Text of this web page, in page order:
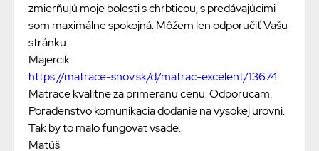
zmierňujú moje bolesti s chrbticou, s predávajúcimi
som maximálne spokojná. Môžem len odporučiť Vašu
stránku.
Majercik
https://matrace-snov.sk/d/matrac-excelent/13674
Matrace kvalitne za primeranu cenu. Odporucam.
Poradenstvo komunikacia dodanie na vysokej urovni.
Tak by to malo fungovat vsade.
Matúš